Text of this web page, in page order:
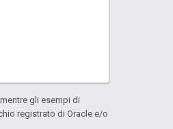
gli esempi di
registrato di Oracle e/o